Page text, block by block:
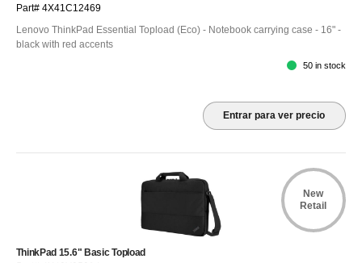
Part# 4X41C12469
Lenovo ThinkPad Essential Topload (Eco) - Notebook carrying case - 16" -
black with red accents
50 in stock
Entrar para ver precio
New
Retail
ThinkPad 15.6" Basic Topload